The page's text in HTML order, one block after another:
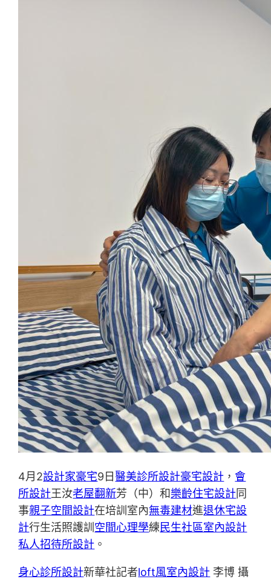
4月2設計家豪宅9日醫美診所設計豪宅設計 ，會
所設計王汝老屋翻新芳（中）和樂齡住宅設計同
事親子空間設計在培訓室內無毒建材進退休宅設
計行生活照護訓 空間心理學練民生社區室內設計
私人招待所設計 。
身心診所設計新華社記者loft風室內設計 李博 攝